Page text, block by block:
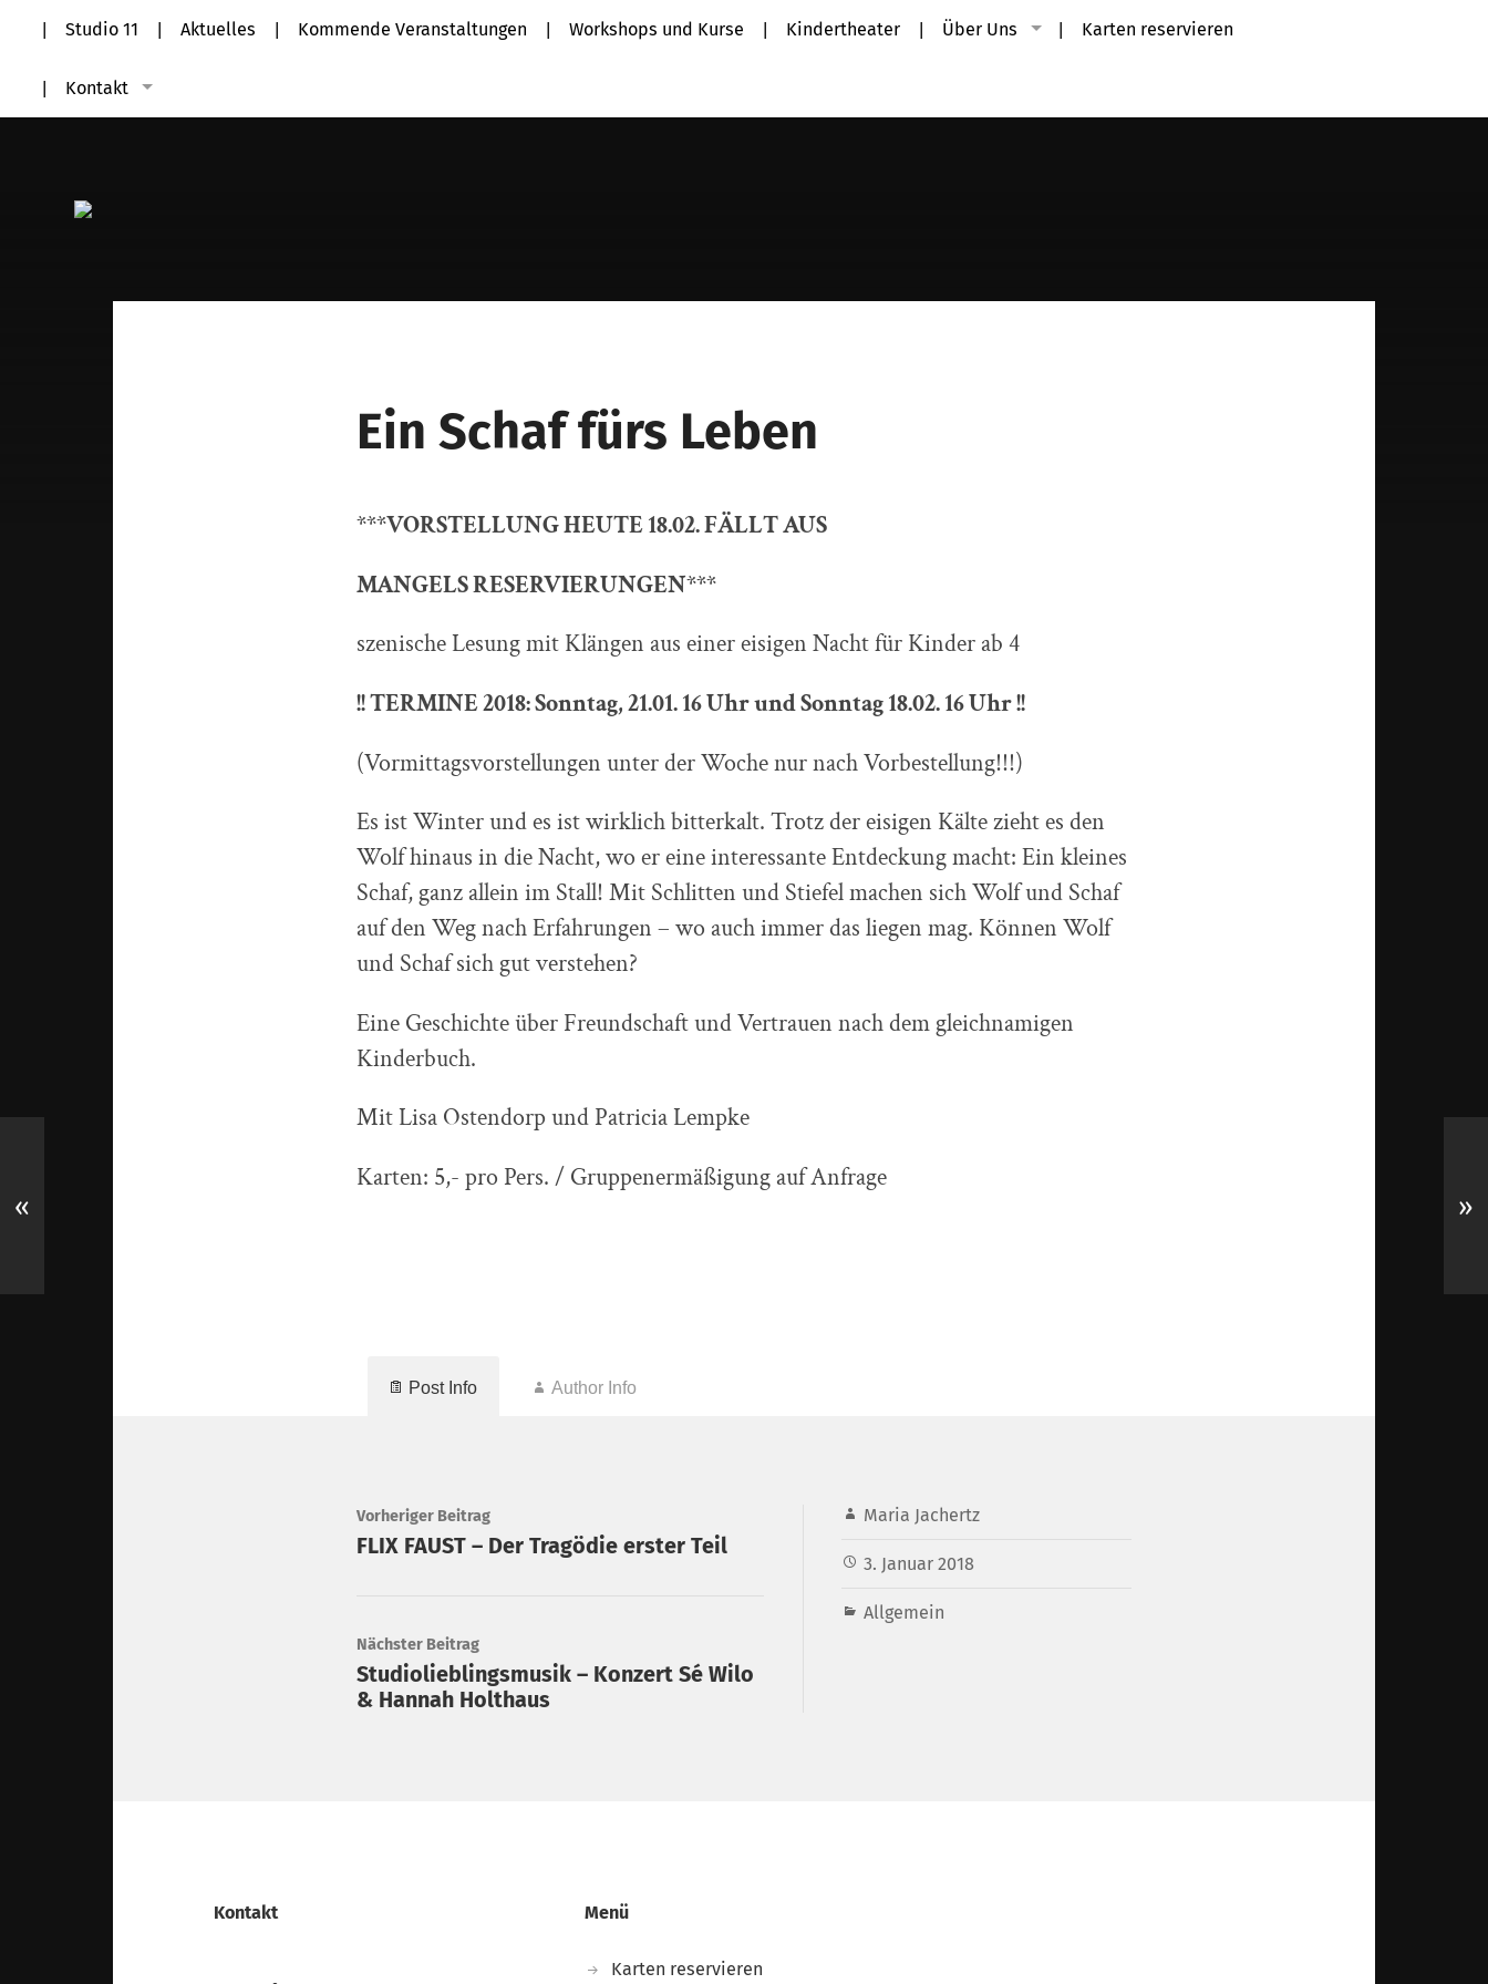
Studio 11 Aktuelles Kommende Veranstaltungen Workshops und Kurse Kindertheater Über Uns Karten reservieren
Kontakt
Ein Schaf fürs Leben
***VORSTELLUNG HEUTE 18.02. FÄLLT AUS
MANGELS RESERVIERUNGEN***
szenische Lesung mit Klängen aus einer eisigen Nacht für Kinder ab 4
!! TERMINE 2018: Sonntag, 21.01. 16 Uhr und Sonntag 18.02. 16 Uhr !!
(Vormittagsvorstellungen unter der Woche nur nach Vorbestellung!!!)
Es ist Winter und es ist wirklich bitterkalt. Trotz der eisigen Kälte zieht es den
Wolf hinaus in die Nacht, wo er eine interessante Entdeckung macht: Ein kleines
Schaf, ganz allein im Stall! Mit Schlitten und Stiefel machen sich Wolf und Schaf
auf den Weg nach Erfahrungen – wo auch immer das liegen mag. Können Wolf
und Schaf sich gut verstehen?
Eine Geschichte über Freundschaft und Vertrauen nach dem gleichnamigen
Kinderbuch.
Mit Lisa Ostendorp und Patricia Lempke
Karten: 5,- pro Pers. / Gruppenermäßigung auf Anfrage
Post Info Author Info
Maria Jachertz
3. Januar 2018
Allgemein
Vorheriger Beitrag
FLIX FAUST – Der Tragödie erster Teil
Nächster Beitrag
Studiolieblingsmusik – Konzert Sé Wilo
& Hannah Holthaus
« »
Kontakt Menü
Karten reservieren